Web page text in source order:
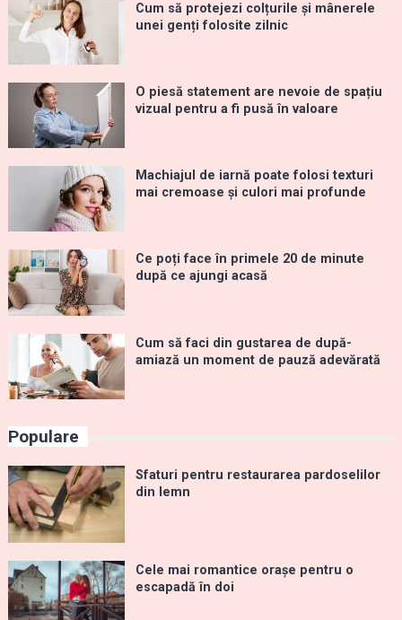
Cum să protejezi colțurile și mânerele
unei genți folosite zilnic
O piesă statement are nevoie de spațiu
vizual pentru a fi pusă în valoare
Machiajul de iarnă poate folosi texturi
mai cremoase și culori mai profunde
Ce poți face în primele 20 de minute
după ce ajungi acasă
Cum să faci din gustarea de după-
amiază un moment de pauză adevărată
Populare
Sfaturi pentru restaurarea pardoselilor
din lemn
Cele mai romantice orașe pentru o
escapadă în doi